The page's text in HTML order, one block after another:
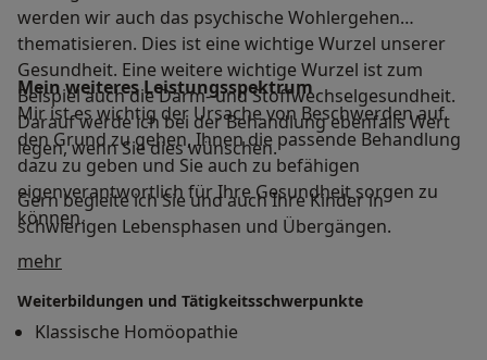
werden wir auch das psychische Wohlergehen
thematisieren. Dies ist eine wichtige Wurzel unserer
Gesundheit. Eine weitere wichtige Wurzel ist zum
Beispiel auch die Darm- und Stoffwechselgesundheit.
Darauf werde ich bei der Behandlung ebenfalls Wert
legen, wenn Sie dies wünschen.
Gern begleite ich Sie und auch Ihre Kinder in
schwierigen Lebensphasen und Übergängen.
Bowenfaszientherapie und die Emmett Technik, mit
deren Hilfe sanft und tiefgreifend körperliche
Mein weiteres Leistungs­spektrum
Mir ist es wichtig der Ursache von Beschwerden auf
den Grund zu gehen, Ihnen die passende Behandlung
dazu zu geben und Sie auch zu befähigen
eigenverantwortlich für Ihre Gesundheit sorgen zu
können.
mehrÜber mich
Weiterbildungen und Tätigkeitsschwerpunkte
Klassische Homöopathie